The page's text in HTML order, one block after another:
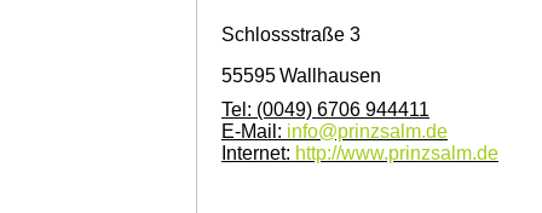
Schlossstraße 3
55595Wallhausen
Tel: (0049) 6706 944411
E-Mail: info@prinzsalm.de
Internet: http://www.prinzsalm.de